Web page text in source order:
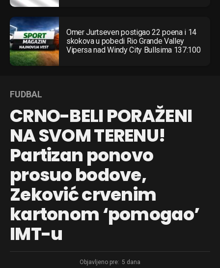
Omer Jurtseven postigao 22 poena i 14
skokova u pobedi Rio Grande Valley
Vipersa nad Windy City Bullsima 137:100
FUDBAL
CRNO-BELI PORAŽENI
NA SVOM TERENU!
Partizan ponovo
prosuo bodove,
Zeković crvenim
kartonom ‘pomogao’
IMT-u
Objavljeno pre: 5 dana